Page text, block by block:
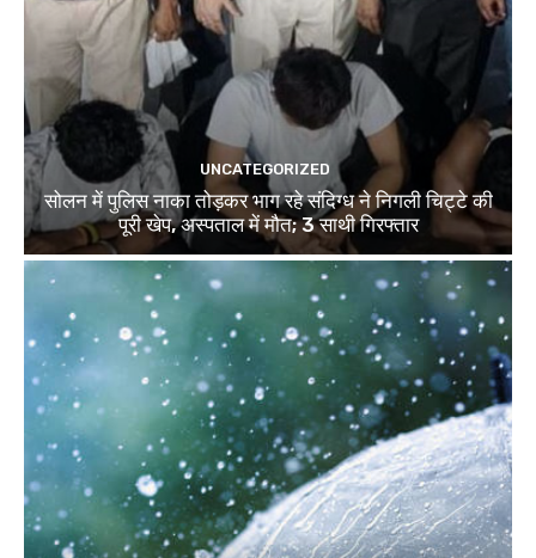
UNCATEGORIZED
सोलन में पुलिस नाका तोड़कर भाग रहे संदिग्ध ने निगली चिट्टे की
पूरी खेप, अस्पताल में मौत; 3 साथी गिरफ्तार